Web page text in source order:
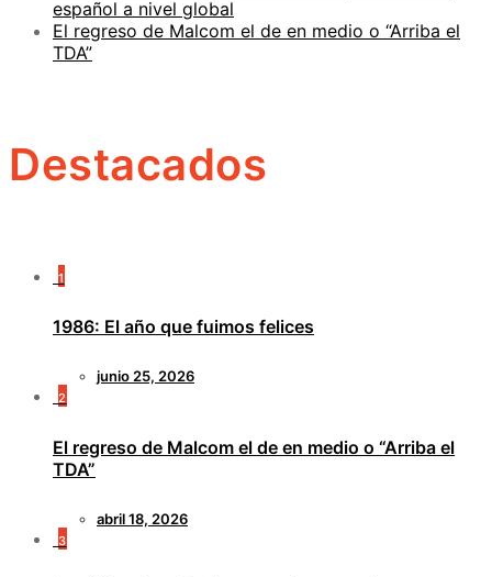
español a nivel global
El regreso de Malcom el de en medio o “Arriba el
TDA”
Destacados
1
1986: El año que fuimos felices
junio 25, 2026
2
El regreso de Malcom el de en medio o “Arriba el
TDA”
abril 18, 2026
3